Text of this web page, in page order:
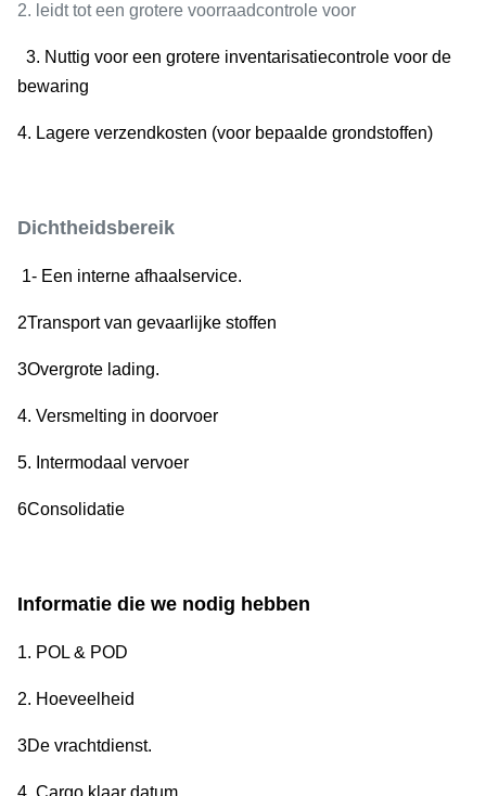
2. leidt tot een grotere voorraadcontrole voor
3. Nuttig voor een grotere inventarisatiecontrole voor de
bewaring
4. Lagere verzendkosten (voor bepaalde grondstoffen)
Dichtheidsbereik
1- Een interne afhaalservice.
2Transport van gevaarlijke stoffen
3Overgrote lading.
4. Versmelting in doorvoer
5. Intermodaal vervoer
6Consolidatie
Informatie die we nodig hebben
1. POL & POD
2. Hoeveelheid
3De vrachtdienst.
4. Cargo klaar datum